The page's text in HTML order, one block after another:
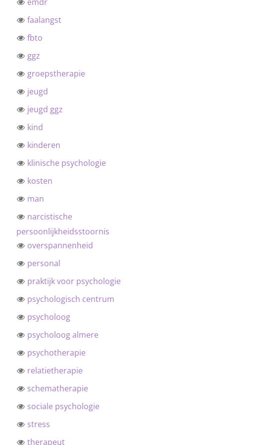
faalangst
fbto
ggz
groepstherapie
jeugd
jeugd ggz
kind
kinderen
klinische psychologie
kosten
man
narcistische
persoonlijkheidsstoornis
overspannenheid
personal
praktijk voor psychologie
psychologisch centrum
psycholoog
psycholoog almere
psychotherapie
relatietherapie
schematherapie
sociale psychologie
stress
therapeut